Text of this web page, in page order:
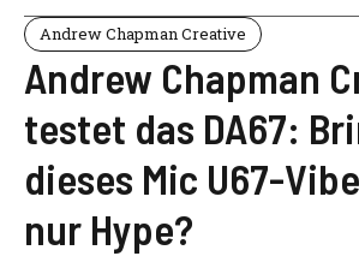
Andrew Chapman Creative
Andrew Chapman
testet das DA67:
dieses Mic U67-
nur Hype?